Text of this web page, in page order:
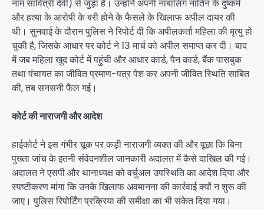
नाम सावित्री देवी) से जुड़ा है। उन्होंने अपनी नाबालिग नातिन के दुष्कर्म
और हत्या के आरोपी के बरी होने के फैसले के खिलाफ अपील दायर की
थी। सुनवाई के दौरान पुलिस ने रिपोर्ट दी कि अपीलकर्ता महिला की मृत्यु हो
चुकी है, जिसके आधार पर कोर्ट ने 13 मार्च को अपील समाप्त कर दी। बाद
में जब महिला खुद कोर्ट में पहुंची और आधार कार्ड, पैन कार्ड, बैंक पासबुक
तथा पंचायत का जीवित प्रमाण-पत्र पेश कर अपनी जीवित स्थिति साबित
की, तब सनसनी फैल गई।
कोर्ट की नाराजगी और आदेश
हाईकोर्ट ने इस गंभीर चूक पर कड़ी नाराजगी व्यक्त की और पूछा कि बिना
पुख्ता जांच के इतनी संवेदनशील जानकारी अदालत में कैसे दाखिल की गई।
अदालत ने एसपी और थानाध्यक्ष को वर्चुअल उपस्थिति का आदेश दिया और
स्पष्टीकरण मांगा कि उनके खिलाफ अवमानना की कार्रवाई क्यों न शुरू की
जाए। पुलिस रिपोर्टिंग प्रक्रिया की समीक्षा का भी संकेत दिया गया।